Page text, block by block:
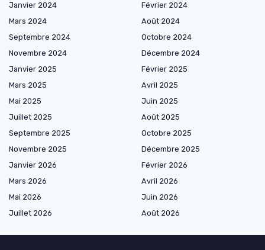
Janvier 2024
Février 2024
Mars 2024
Août 2024
Septembre 2024
Octobre 2024
Novembre 2024
Décembre 2024
Janvier 2025
Février 2025
Mars 2025
Avril 2025
Mai 2025
Juin 2025
Juillet 2025
Août 2025
Septembre 2025
Octobre 2025
Novembre 2025
Décembre 2025
Janvier 2026
Février 2026
Mars 2026
Avril 2026
Mai 2026
Juin 2026
Juillet 2026
Août 2026